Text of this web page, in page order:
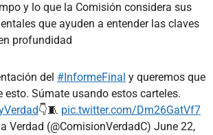
y lo que la Comisión considera sus
que ayuden a entender las claves
profundidad
del #InformeFinal y queremos que
esto. Súmate usando estos carteles.
👇🧵 pic.twitter.com/Dm26GatVf7
Verdad (@ComisionVerdadC) June 22,